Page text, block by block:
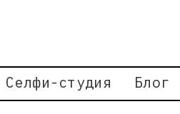
Селфи-студия Блог